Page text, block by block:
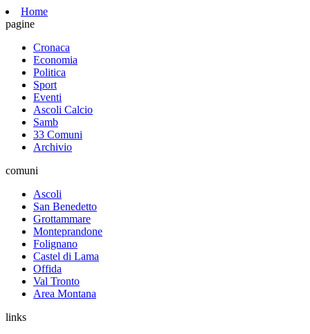
Home
pagine
Cronaca
Economia
Politica
Sport
Eventi
Ascoli Calcio
Samb
33 Comuni
Archivio
comuni
Ascoli
San Benedetto
Grottammare
Monteprandone
Folignano
Castel di Lama
Offida
Val Tronto
Area Montana
links